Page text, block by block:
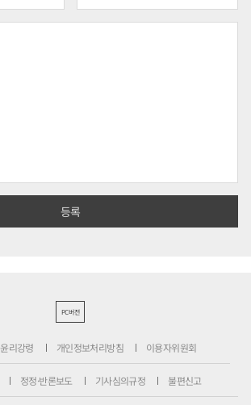
PC버전
윤리강령 개인정보처리방침 이용자위원회
정정·반론보도 기사심의규정 불편신고